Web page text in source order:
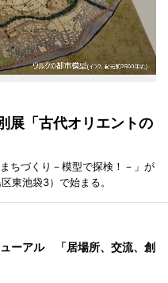
展「古代オリエントの
ちづくり－模型で探検！－」が
東池袋3）で始まる。
ューアル 「居場所、交流、創